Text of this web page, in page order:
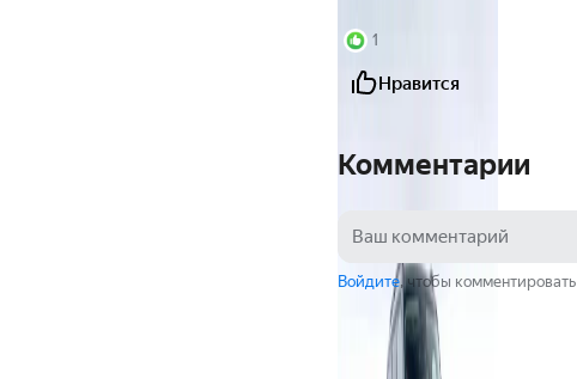
1
Нравится
Комментарии
Войдите, чтобы комментировать